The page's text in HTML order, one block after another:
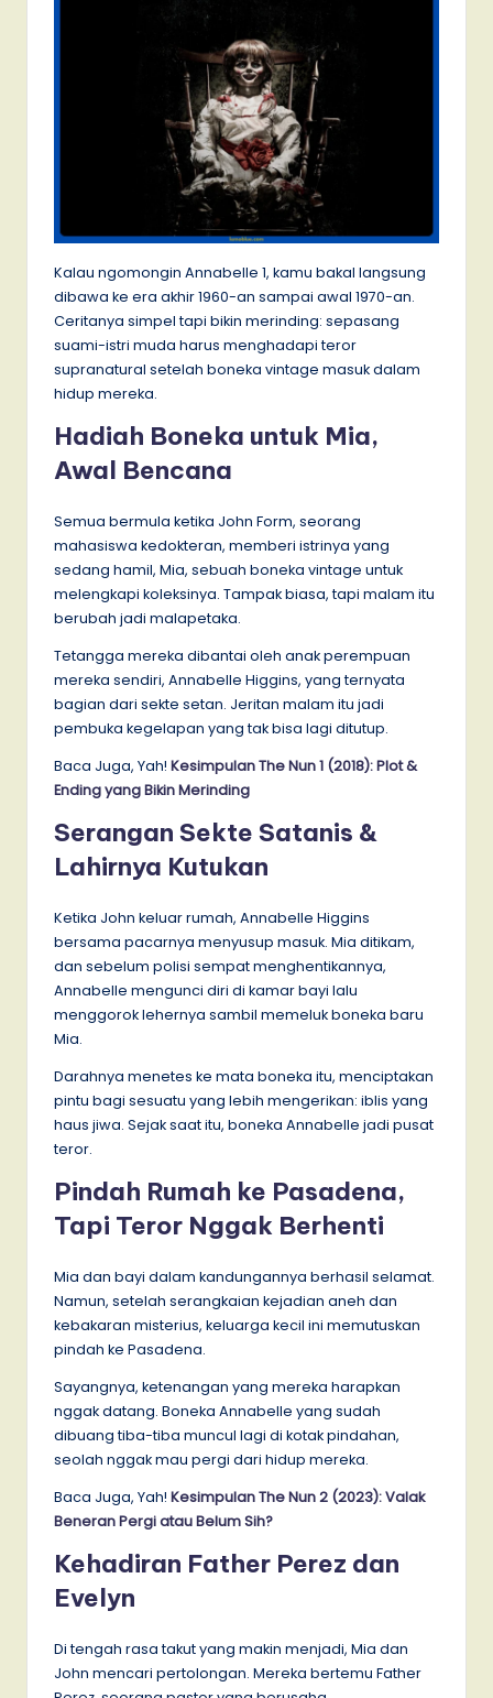
Kalau ngomongin Annabelle 1, kamu bakal langsung
dibawa ke era akhir 1960-an sampai awal 1970-an.
Ceritanya simpel tapi bikin merinding: sepasang
suami-istri muda harus menghadapi teror
supranatural setelah boneka vintage masuk dalam
hidup mereka.
Hadiah Boneka untuk Mia,
Awal Bencana
Semua bermula ketika John Form, seorang
mahasiswa kedokteran, memberi istrinya yang
sedang hamil, Mia, sebuah boneka vintage untuk
melengkapi koleksinya. Tampak biasa, tapi malam itu
berubah jadi malapetaka.
Tetangga mereka dibantai oleh anak perempuan
mereka sendiri, Annabelle Higgins, yang ternyata
bagian dari sekte setan. Jeritan malam itu jadi
pembuka kegelapan yang tak bisa lagi ditutup.
Baca Juga, Yah! Kesimpulan The Nun 1 (2018): Plot &
Ending yang Bikin Merinding
Serangan Sekte Satanis &
Lahirnya Kutukan
Ketika John keluar rumah, Annabelle Higgins
bersama pacarnya menyusup masuk. Mia ditikam,
dan sebelum polisi sempat menghentikannya,
Annabelle mengunci diri di kamar bayi lalu
menggorok lehernya sambil memeluk boneka baru
Mia.
Darahnya menetes ke mata boneka itu, menciptakan
pintu bagi sesuatu yang lebih mengerikan: iblis yang
haus jiwa. Sejak saat itu, boneka Annabelle jadi pusat
teror.
Pindah Rumah ke Pasadena,
Tapi Teror Nggak Berhenti
Mia dan bayi dalam kandungannya berhasil selamat.
Namun, setelah serangkaian kejadian aneh dan
kebakaran misterius, keluarga kecil ini memutuskan
pindah ke Pasadena.
Sayangnya, ketenangan yang mereka harapkan
nggak datang. Boneka Annabelle yang sudah
dibuang tiba-tiba muncul lagi di kotak pindahan,
seolah nggak mau pergi dari hidup mereka.
Baca Juga, Yah! Kesimpulan The Nun 2 (2023): Valak
Beneran Pergi atau Belum Sih?
Kehadiran Father Perez dan
Evelyn
Di tengah rasa takut yang makin menjadi, Mia dan
John mencari pertolongan. Mereka bertemu Father